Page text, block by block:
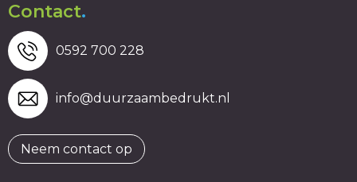
Contact.
0592 700 228
info@duurzaambedrukt.nl
Neem contact op